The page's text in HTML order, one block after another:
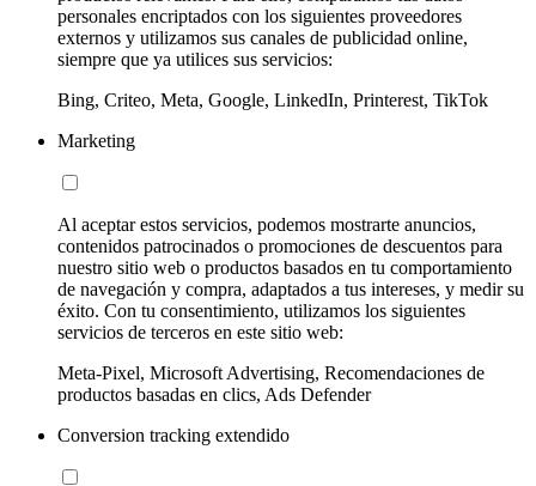
personales encriptados con los siguientes proveedores
externos y utilizamos sus canales de publicidad online,
siempre que ya utilices sus servicios:
Bing, Criteo, Meta, Google, LinkedIn, Printerest, TikTok
Marketing
Al aceptar estos servicios, podemos mostrarte anuncios,
contenidos patrocinados o promociones de descuentos para
nuestro sitio web o productos basados en tu comportamiento
de navegación y compra, adaptados a tus intereses, y medir su
éxito. Con tu consentimiento, utilizamos los siguientes
servicios de terceros en este sitio web:
Meta-Pixel, Microsoft Advertising, Recomendaciones de
productos basadas en clics, Ads Defender
Conversion tracking extendido